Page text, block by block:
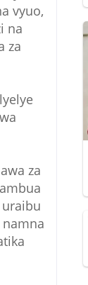
vyuo,
na
za
za